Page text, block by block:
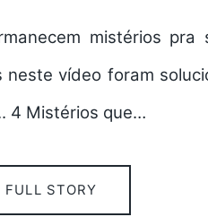
mistérios pra
neste vídeo foram
4 Mistérios que…
FULL STORY